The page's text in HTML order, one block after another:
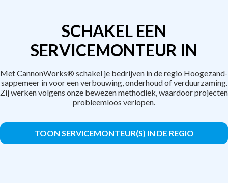
SCHAKEL EEN
SERVICEMONTEUR IN
Met CannonWorks® schakel je bedrijven in de regio Hoogezand-
sappemeer in voor een verbouwing, onderhoud of verduurzaming.
Zij werken volgens onze bewezen methodiek, waardoor projecten
probleemloos verlopen.
TOON SERVICEMONTEUR(S) IN DE REGIO